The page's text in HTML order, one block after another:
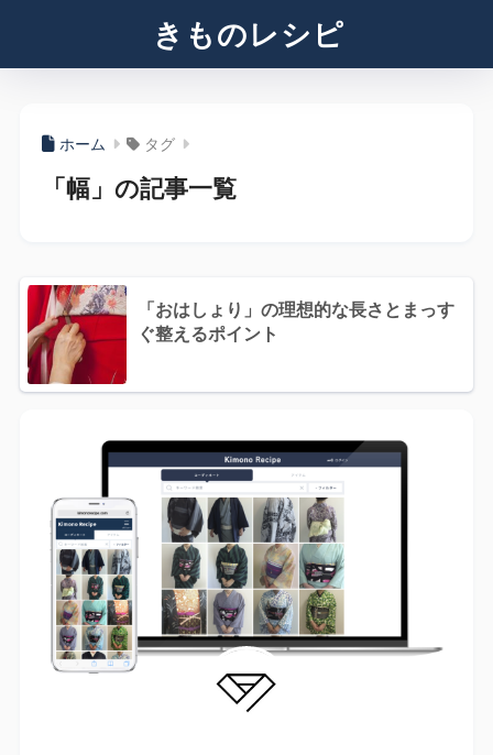
きものレシピ
ホーム タグ
「幅」の記事一覧
「おはしょり」の理想的な長さとまっす
ぐ整えるポイント